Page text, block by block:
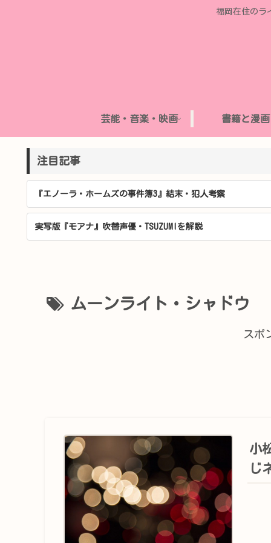
福岡在住のラ
芸能・音楽・映画 書籍と漫画
注目記事
『エノーラ・ホームズの事件簿3』結末・犯人考察
実写版『モアナ』吹替声優・TSUZUMIを解説
ムーンライト・シャドウ
スポ
小
じ